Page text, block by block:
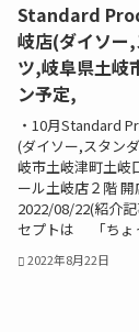
Standard
岐店(ダイソー
ツ,岐阜県土岐
ン予定,
・10月Standard
(ダイソー,スタン
岐市土岐津町土
ール土岐店２階
2022/08/22(紹介
セプトは 「ちょ
2022年8月22日